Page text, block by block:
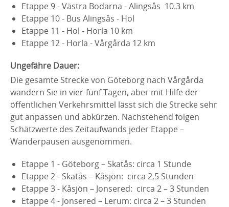
Etappe 9 - Västra Bodarna - Alingsås 10.3 km
Etappe 10 - Bus Alingsås - Hol
Etappe 11 - Hol - Horla 10 km
Etappe 12 - Horla - Vårgårda 12 km
Ungefähre Dauer:
Die gesamte Strecke von Göteborg nach Vårgårda
wandern Sie in vier-fünf Tagen, aber mit Hilfe der
öffentlichen Verkehrsmittel lässt sich die Strecke sehr
gut anpassen und abkürzen. Nachstehend folgen
Schätzwerte des Zeitaufwands jeder Etappe –
Wanderpausen ausgenommen.
Etappe 1 - Göteborg – Skatås: circa 1 Stunde
Etappe 2 - Skatås – Kåsjön: circa 2,5 Stunden
Etappe 3 - Kåsjön – Jonsered: circa 2 – 3 Stunden
Etappe 4 - Jonsered – Lerum: circa 2 – 3 Stunden